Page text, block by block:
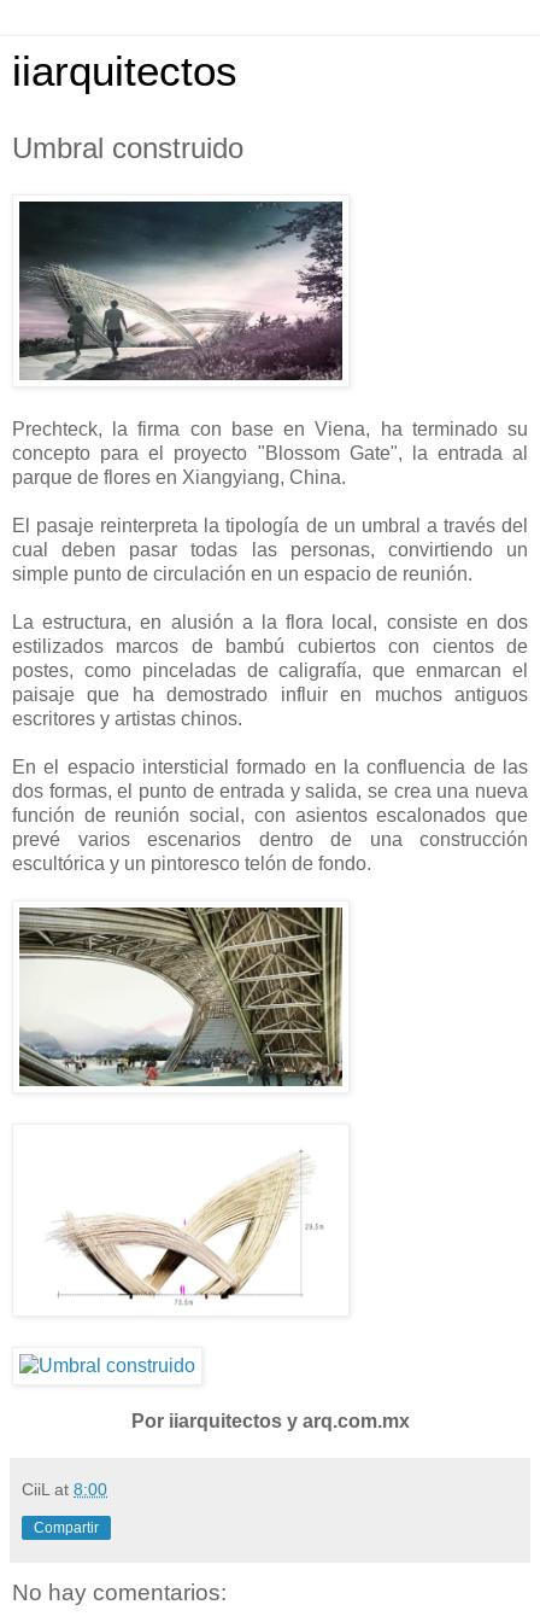
iiarquitectos
Umbral construido
Prechteck, la firma con base en Viena, ha terminado su
concepto para el proyecto "Blossom Gate", la entrada al
parque de flores en Xiangyiang, China.
El pasaje reinterpreta la tipología de un umbral a través del
cual deben pasar todas las personas, convirtiendo un
simple punto de circulación en un espacio de reunión.
La estructura, en alusión a la flora local, consiste en dos
estilizados marcos de bambú cubiertos con cientos de
postes, como pinceladas de caligrafía, que enmarcan el
paisaje que ha demostrado influir en muchos antiguos
escritores y artistas chinos.
En el espacio intersticial formado en la confluencia de las
dos formas, el punto de entrada y salida, se crea una nueva
función de reunión social, con asientos escalonados que
prevé varios escenarios dentro de una construcción
escultórica y un pintoresco telón de fondo.
Por iiarquitectos y arq.com.mx
CiiL at 8:00
Compartir
No hay comentarios: